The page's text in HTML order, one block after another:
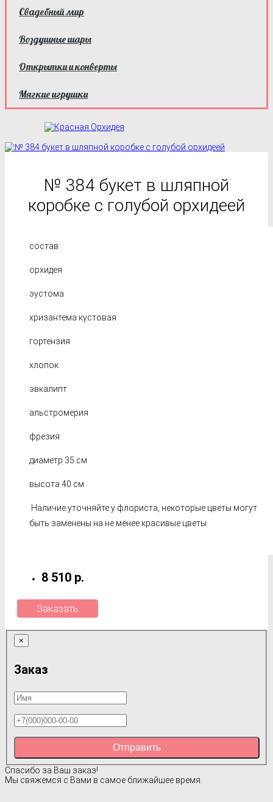
Свадебный мир
Воздушные шары
Открытки и конверты
Мягкие игрушки
№ 384 букет в шляпной
коробке с голубой орхидеей
состав:
орхидея
эустома
хризантема кустовая
гортензия
хлопок
эвкалипт
альстромерия
фрезия
диаметр 35 см
высота 40 см
Наличие уточняйте у флориста, некоторые цветы могут
быть заменены на не менее красивые цветы.
8 510 р.
Заказать
×
Заказ
Отправить
Спасибо за Ваш заказ!
Мы свяжемся с Вами в самое ближайшее время.